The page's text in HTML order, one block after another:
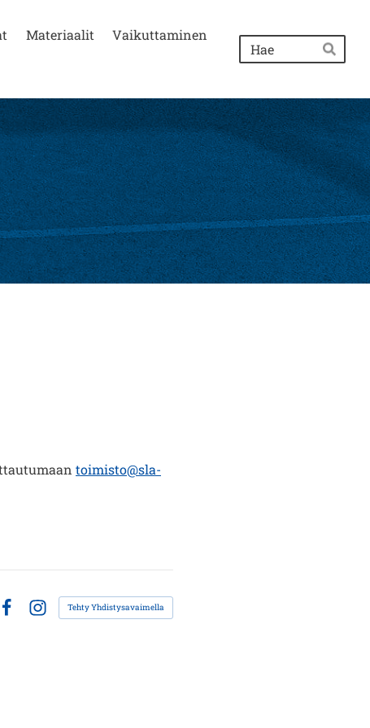
Materiaalit
Vaikuttaminen
Hae
toimisto@sla-
Instagram
Tehty Yhdistysavaimella